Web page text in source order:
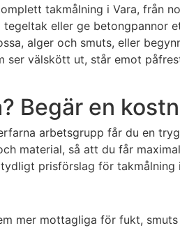
takmålning i Vara, från
eller ge betongpannor
alger och smuts, eller
välskött ut, står emot
Begär en
arbetsgrupp får du en
material, så att du får
prisförslag för takmålning
mer mottagliga för fukt,